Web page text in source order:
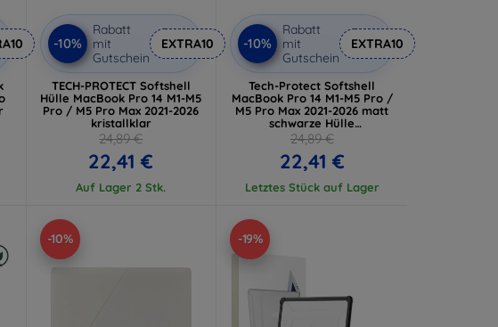
-10%
Rabatt
mit
Gutschein
EXTRA10
TECH-PROTECT Softshell
Hülle MacBook Pro 14 M1-M5
Pro / M5 Pro Max 2021-2026
kristallklar
24,89 €
22,41 €
Auf Lager 2 Stk.
-10%
Rabatt
mit
Gutschein
EXTRA10
Tech-Protect Softshell
MacBook Pro 14 M1-M5 Pro /
M5 Pro Max 2021-2026 matt
schwarze Hülle
(5906302323029)
24,89 €
22,41 €
Letztes Stück auf Lager
-10% -19%